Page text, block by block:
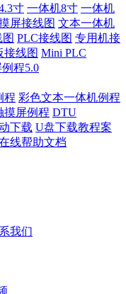
寸 一体机8寸 一体机
屏接线图 文本一体机
PLC接线图 专用机接
接线图 Mini PLC
程5.0
程 彩色文本一体机例程
摸屏例程 DTU
下载 U盘下载教程案
线帮助文档
我们